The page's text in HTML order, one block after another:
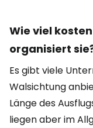
Wie viel
organisiert
Es gibt viele
Walsichtung
Länge des
liegen aber im